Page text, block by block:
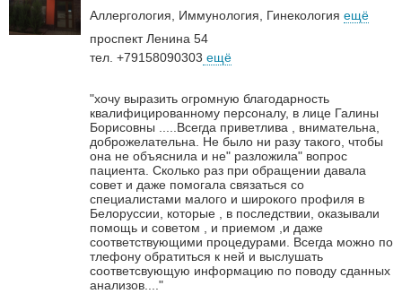
Аллергология Иммунология Гинекология ещё
проспект Ленина 54
тел. +79158090303 ещё
"хочу выразить огромную благодарность
квалифицированному персоналу, в лице Галины
Борисовны .....Всегда приветлива , внимательна,
доброжелательна. Не было ни разу такого, чтобы
она не объяснила и не" разложила" вопрос
пациента. Сколько раз при обращении давала
совет и даже помогала связаться со
специалистами малого и широкого профиля в
Белоруссии, которые , в последствии, оказывали
помощь и советом , и приемом ,и даже
соответствующими процедурами. Всегда можно по
тлефону обратиться к ней и выслушать
соответсвующую информацию по поводу сданных
анализов...."